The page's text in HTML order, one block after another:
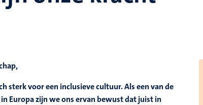
sterk voor een inclusieve cultuur. Als een van de
Europa zijn we ons ervan bewust dat juist in